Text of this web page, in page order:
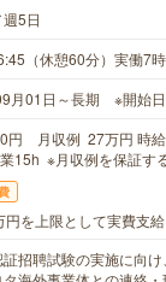
5日
（休憩60分）実働7
月01日～長期 ※開始
円 月収例 27万円 時
15h ※月収例を保証す
円を上限として実費支給
招聘試験の実施に向